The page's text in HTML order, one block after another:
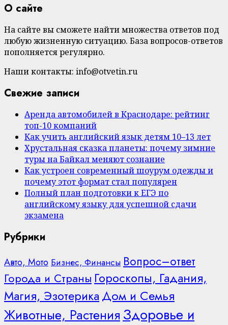
О сайте
На сайте вы сможете найти множества ответов под
любую жизненную ситуацию. База вопросов-ответов
пополняется регулярно.
Наши контакты: info@otvetin.ru
Свежие записи
Аренда автомобилей в Краснодаре: рейтинг
топ-10 компаний
Как учить английский язык детям 10–13 лет
Хрустальная сказка планеты: почему зимние
туры на Байкал меняют сознание
Как устроен современный шоурум одежды и
почему этот формат стал популярен
Полный план подготовки к ЕГЭ по
английскому языку для успешной сдачи
экзамена
Рубрики
Авто, Мото Бизнес, Финансы Вопрос–ответ
Города и Страны Гороскопы, Гадания,
Магия, Эзотерика Дом и Семья
Животные, Растения Здоровье и